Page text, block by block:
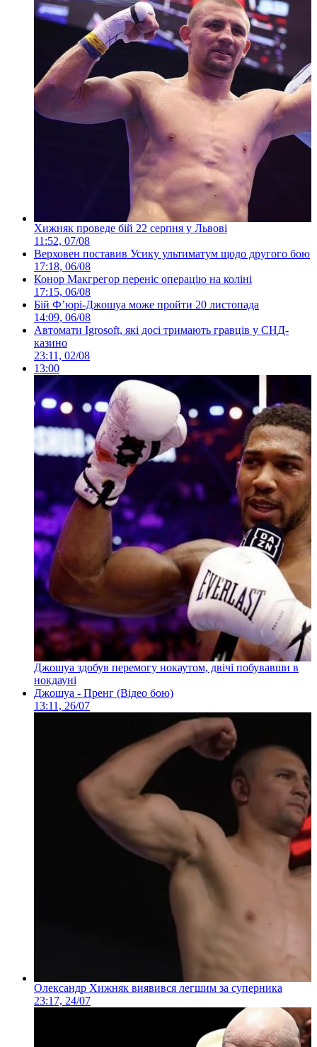
Хижняк проведе бій 22 серпня у Львові
11:52, 07/08
Верховен поставив Усику ультиматум щодо другого бою
17:18, 06/08
Конор Макгрегор переніс операцію на коліні
17:15, 06/08
Бій Ф’юрі-Джошуа може пройти 20 листопада
14:09, 06/08
Автомати Igrosoft, які досі тримають гравців у СНД-
казино
23:11, 02/08
13:00
Джошуа здобув перемогу нокаутом, двічі побувавши в
нокдауні
Джошуа - Пренг (Відео бою)
13:11, 26/07
Олександр Хижняк виявився легшим за суперника
23:17, 24/07